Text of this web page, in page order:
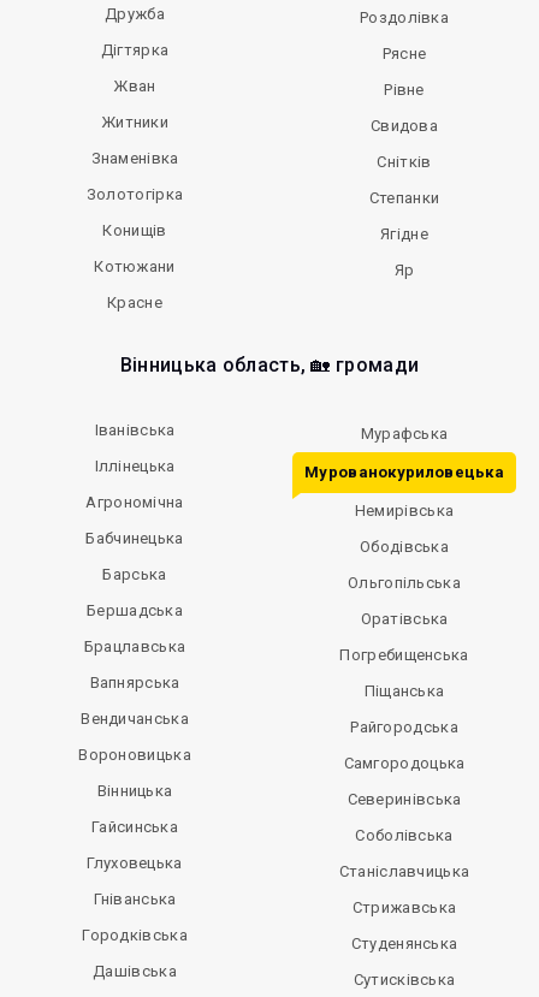
Дружба
Дігтярка
Жван
Житники
Знаменівка
Золотогірка
Конищів
Котюжани
Красне
Роздолівка
Рясне
Рівне
Свидова
Снітків
Степанки
Ягідне
Яр
Вінницька область, 🏡 громади
Іванівська
Іллінецька
Агрономічна
Бабчинецька
Барська
Бершадська
Брацлавська
Вапнярська
Вендичанська
Вороновицька
Вінницька
Гайсинська
Глуховецька
Гніванська
Городківська
Дашівська
Мурафська
Мурованокуриловецька
Немирівська
Ободівська
Ольгопільська
Оратівська
Погребищенська
Піщанська
Райгородська
Самгородоцька
Северинівська
Соболівська
Станіславчицька
Стрижавська
Студенянська
Сутисківська